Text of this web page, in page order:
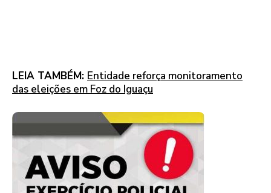
LEIA TAMBÉM: Entidade reforça monitoramento
das eleições em Foz do Iguaçu